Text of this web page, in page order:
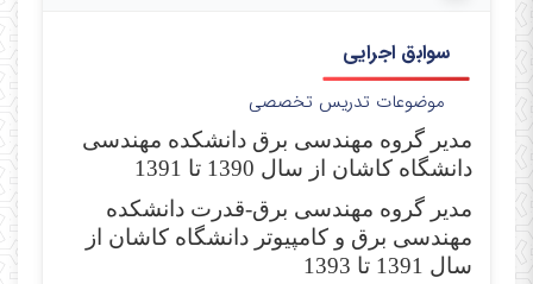
سوابق اجرایی
موضوعات تدریس تخصصی
مدیر گروه مهندسی برق دانشکده مهندسی
دانشگاه کاشان از سال 1390 تا 1391
مدیر گروه مهندسی برق-قدرت دانشکده
مهندسی برق و کامپیوتر دانشگاه کاشان از
سال 1391 تا 1393